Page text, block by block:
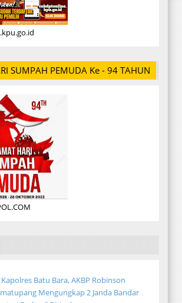
SUMPAH PEMUDA Ke - 94 TAHUN
Kapolres Batu Bara, AKBP Robinson
Mengungkap 2 Janda Bandar